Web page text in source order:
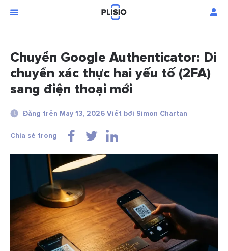
Chuyển Google Authenticator: Di
chuyển xác thực hai yếu tố (2FA)
sang điện thoại mới
Đăng trên May 13, 2026 Viết bởi Simon Chartan
Chia sẻ trong